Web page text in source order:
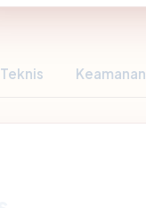
Teknis Keamanan